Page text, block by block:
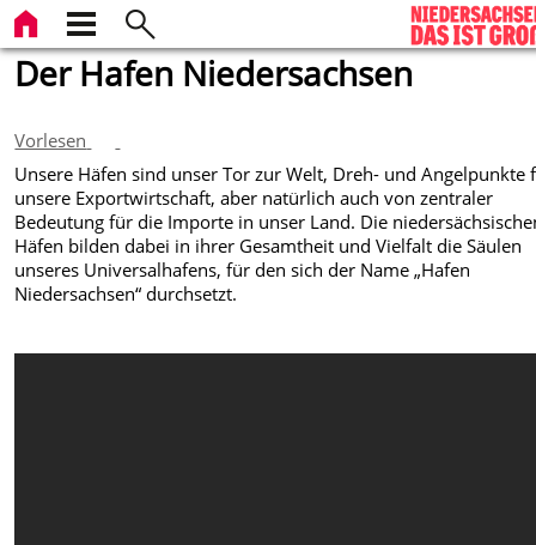
Der Hafen Niedersachsen
Vorlesen
Unsere Häfen sind unser Tor zur Welt, Dreh- und Angelpunkte
unsere Exportwirtschaft, aber natürlich auch von zentraler
Bedeutung für die Importe in unser Land. Die
Häfen bilden dabei in ihrer Gesamtheit und Vielfalt die Säulen
unseres Universalhafens, für den sich der Name „Hafen
Niedersachsen“ durchsetzt.